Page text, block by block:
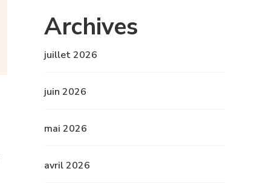
Archives
juillet 2026
juin 2026
mai 2026
avril 2026